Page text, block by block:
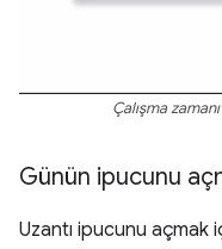
Çalışma
Günün ipucunu
Uzantı ipucunu açmak